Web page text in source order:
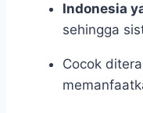
Indonesia
sehingga
Cocok